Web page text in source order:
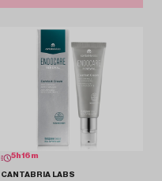
5 h16 m
CANTABRIA LABS